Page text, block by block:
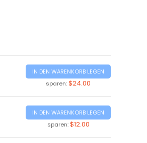
IN DEN WARENKORB LEGEN
sparen:$24.00
IN DEN WARENKORB LEGEN
sparen: $12.00